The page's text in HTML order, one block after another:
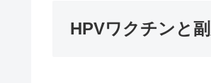
HPVワクチンと